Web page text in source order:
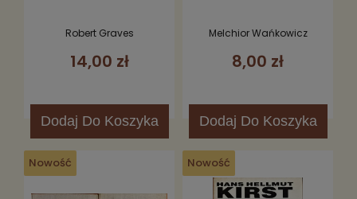
Robert Graves
14,00 zł
Dodaj Do Koszyka
Melchior Wańkowicz
8,00 zł
Dodaj Do Koszyka
Nowość Nowość